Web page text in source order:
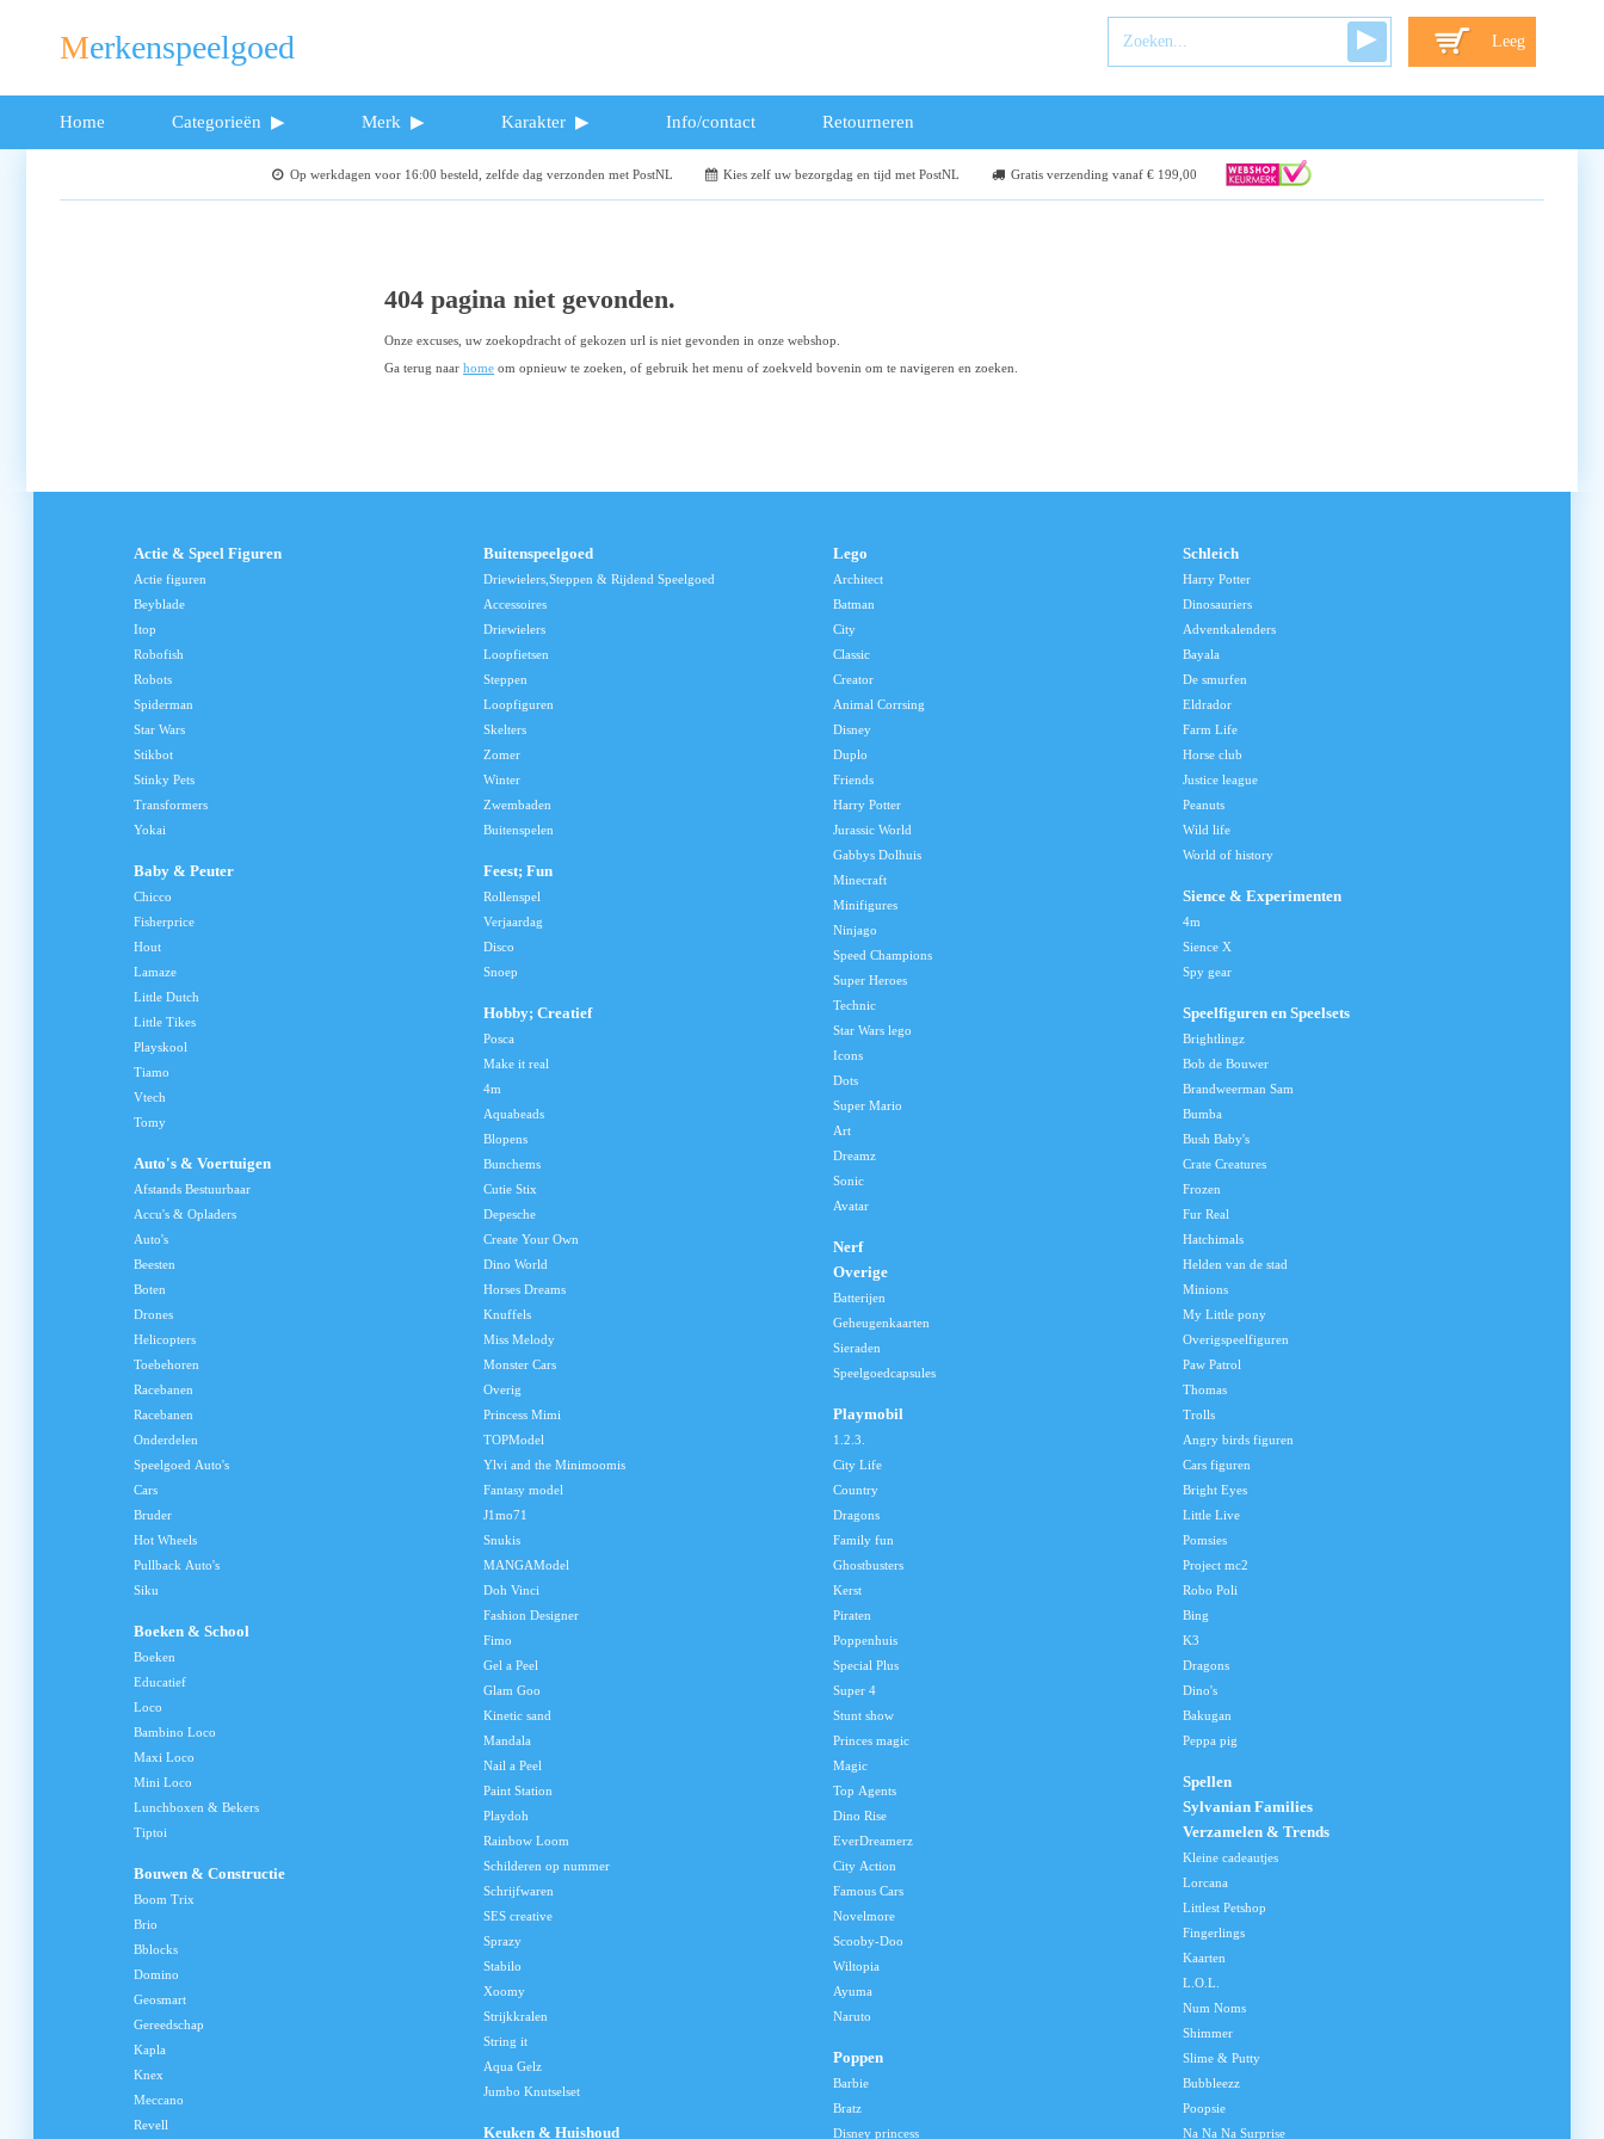
Merkenspeelgoed Leeg
Home Categorieën Merk Karakter Info/contact Retourneren
Op werkdagen voor 16:00 besteld, zelfde dag verzonden met PostNL Kies zelf uw bezorgdag en tijd met PostNL Gratis verzending vanaf € 199,00
404 pagina niet gevonden.
Onze excuses, uw zoekopdracht of gekozen url is niet gevonden in onze webshop.
Ga terug naar home om opnieuw te zoeken, of gebruik het menu of zoekveld bovenin om te navigeren en zoeken.
Actie & Speel Figuren
Actie figuren
Beyblade
Itop
Robofish
Robots
Spiderman
Star Wars
Stikbot
Stinky Pets
Transformers
Yokai
Baby & Peuter
Chicco
Fisherprice
Hout
Lamaze
Little Dutch
Little Tikes
Playskool
Tiamo
Vtech
Tomy
Auto's & Voertuigen
Afstands Bestuurbaar
Accu's & Opladers
Auto's
Beesten
Boten
Drones
Helicopters
Toebehoren
Racebanen
Racebanen
Onderdelen
Speelgoed Auto's
Cars
Bruder
Hot Wheels
Pullback Auto's
Siku
Boeken & School
Boeken
Educatief
Loco
Bambino Loco
Maxi Loco
Mini Loco
Lunchboxen & Bekers
Tiptoi
Bouwen & Constructie
Boom Trix
Brio
Bblocks
Domino
Geosmart
Gereedschap
Kapla
Knex
Meccano
Revell
Buitenspeelgoed
Driewielers,Steppen & Rijdend Speelgoed
Accessoires
Driewielers
Loopfietsen
Steppen
Loopfiguren
Skelters
Zomer
Winter
Zwembaden
Buitenspelen
Feest; Fun
Rollenspel
Verjaardag
Disco
Snoep
Hobby; Creatief
Posca
Make it real
4m
Aquabeads
Blopens
Bunchems
Cutie Stix
Depesche
Create Your Own
Dino World
Horses Dreams
Knuffels
Miss Melody
Monster Cars
Overig
Princess Mimi
TOPModel
Ylvi and the Minimoomis
Fantasy model
J1mo71
Snukis
MANGAModel
Doh Vinci
Fashion Designer
Fimo
Gel a Peel
Glam Goo
Kinetic sand
Mandala
Nail a Peel
Paint Station
Playdoh
Rainbow Loom
Schilderen op nummer
Schrijfwaren
SES creative
Sprazy
Stabilo
Xoomy
Strijkkralen
String it
Aqua Gelz
Jumbo Knutselset
Keuken & Huishoud
Lego
Architect
Batman
City
Classic
Creator
Animal Corrsing
Disney
Duplo
Friends
Harry Potter
Jurassic World
Gabbys Dolhuis
Minecraft
Minifigures
Ninjago
Speed Champions
Super Heroes
Technic
Star Wars lego
Icons
Dots
Super Mario
Art
Dreamz
Sonic
Avatar
Nerf
Overige
Batterijen
Geheugenkaarten
Sieraden
Speelgoedcapsules
Playmobil
1.2.3.
City Life
Country
Dragons
Family fun
Ghostbusters
Kerst
Piraten
Poppenhuis
Special Plus
Super 4
Stunt show
Princes magic
Magic
Top Agents
Dino Rise
EverDreamerz
City Action
Famous Cars
Novelmore
Scooby-Doo
Wiltopia
Ayuma
Naruto
Poppen
Barbie
Bratz
Disney princess
Schleich
Harry Potter
Dinosauriers
Adventkalenders
Bayala
De smurfen
Eldrador
Farm Life
Horse club
Justice league
Peanuts
Wild life
World of history
Sience & Experimenten
4m
Sience X
Spy gear
Speelfiguren en Speelsets
Brightlingz
Bob de Bouwer
Brandweerman Sam
Bumba
Bush Baby's
Crate Creatures
Frozen
Fur Real
Hatchimals
Helden van de stad
Minions
My Little pony
Overigspeelfiguren
Paw Patrol
Thomas
Trolls
Angry birds figuren
Cars figuren
Bright Eyes
Little Live
Pomsies
Project mc2
Robo Poli
Bing
K3
Dragons
Dino's
Bakugan
Peppa pig
Spellen
Sylvanian Families
Verzamelen & Trends
Kleine cadeautjes
Lorcana
Littlest Petshop
Fingerlings
Kaarten
L.O.L.
Num Noms
Shimmer
Slime & Putty
Bubbleezz
Poopsie
Na Na Na Surprise